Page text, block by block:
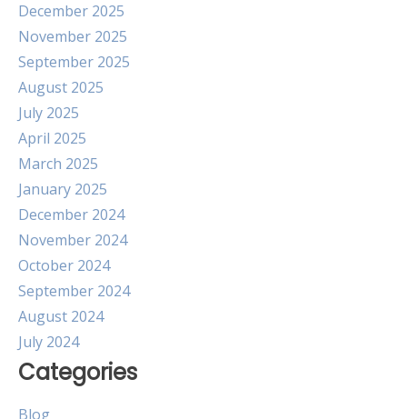
December 2025
November 2025
September 2025
August 2025
July 2025
April 2025
March 2025
January 2025
December 2024
November 2024
October 2024
September 2024
August 2024
July 2024
Categories
Blog